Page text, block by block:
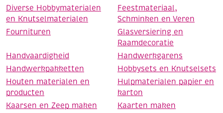
Diverse Hobbymaterialen
en Knutselmaterialen
Feestmateriaal,
Schminken en Veren
Fournituren
Glasversiering en
Raamdecoratie
Handvaardigheid
Handwerkgarens
Handwerkpakketten
Hobbysets en Knutselsets
Houten materialen en
producten
Hulpmaterialen papier en
karton
Kaarsen en Zeep maken
Kaarten maken